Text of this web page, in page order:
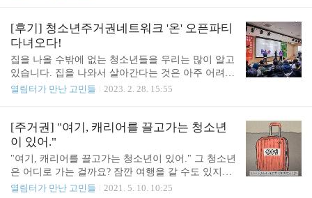
못한 감정과 감동에 폭 빠져버렸거든요. 이를 테면
이런 거예요. ..
자고 있던 '스터디투어', 루스 여성청소년쉼터 기관방
문 후기를 드디어 공개합니다. (죄송합니다..) 뭐? 이
런 시리즈가 있었다고?! 궁금한 분들은 아래를 클릭
해보세요👇👇 더보기 [후기] 4차 세계여성쉼터대회 (4
WCWS) 출장 다녀왔어요! - 1 DAY 1, OPENING 11
월5일, 제4차세계여성쉼터대회의 개막식이 있었습니
회장 수수: 개막식에서 GNWS 회장은 ..
[후기] 청소년주거권네트워크 '온' 오픈파티
다녀오다!
집을 나올 수밖에 없는 청소년들을 우리는 많이 알고
있습니다. 집을 나와서 살아간다는 것은 아주 어려운
일임에도, 우리 사회는 비을 나온 청소년들을 제대로
터는 쉼터지만, 쉼터가 온전한 주거대안이라는 데에
는 동의하지 않습니다. 집을 나온 청소년 생존자에게
더 많은 주거대안이, 주거의 안정성이 주어져야 한다
는 데에는 동의합니다. 청소년주거권네트워크는 아
동·청소년 지원현장(거리청소년 아웃리치 기관, 대안
학교, 성폭력상담소, 청소년 위기지원센터), 아동·청
열림터가 만난 고민들 2023. 2. 28. 15:55
[주거권] "여기, 캐리어를 끌고가는 청소년
이 있어."
"여기, 캐리어를 끌고가는 청소년이 있어." 그 청소년
은 어디로 가는 걸까요? 잠깐 여행을 갈 수도 있지만,
집다운 집을 찾아 가는 중일 수도 있습니다. 모든 혈
열림터가 만난 고민들 2021. 5. 10. 10:25